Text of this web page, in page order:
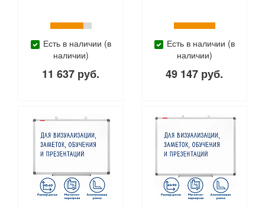
Есть в наличии (в
наличии)
11 637 руб.
Есть в наличии (в
наличии)
49 147 руб.